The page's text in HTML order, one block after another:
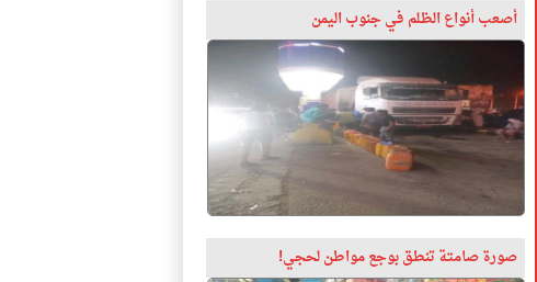
أصعب أنواع الظلم في جنوب اليمن
صورة صامتة تنطق بوجع مواطن لحجي!